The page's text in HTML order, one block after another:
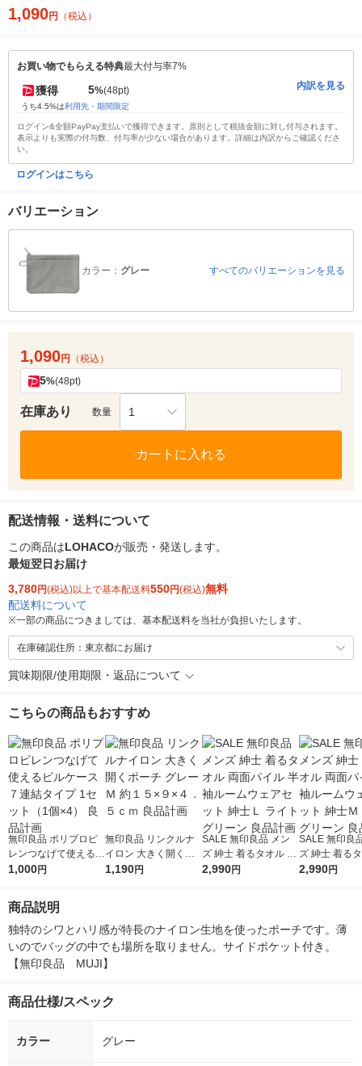
1,090円 （税込）
お買い物でもらえる特典最大付与率7%
獲得 5%(48pt)
うち4.5%は利用先・期間限定
内訳を見る
ログイン&全額PayPay支払いで獲得できます。原則として税抜金額に対し付与されます。
表示よりも実際の付与数、付与率が少ない場合があります。詳細は内訳からご確認くださ
い。
ログインはこちら
バリエーション
カラー： グレー すべてのバリエーションを見る
1,090円 （税込）
5%(48pt)
在庫あり 数量 1
カートに入れる
配送情報・送料について
この商品はLOHACOが販売・発送します。
最短翌日お届け
3,780円(税込)以上で基本配送料550円(税込)無料
配送料について
※一部の商品につきましては、基本配送料を当社が負担いたします。
在庫確認住所：東京都にお届け
賞味期限/使用期限・返品について
こちらの商品もおすすめ
無印良品 ポリプロピ
レンつなげて使えるピ
ルケース ７連結タイ
1,000円
無印良品 リンクルナ
イロン 大きく開くポ
ーチ グレー Ｍ 約１５
1,190円
SALE 無印良品 メン
ズ 紳士 着るタオル 両
面パイル 半袖ルーム
2,990円
SALE 無印良品 メン
ズ 紳士 着る
面パイル 半袖
2,990円
商品説明
独特のシワとハリ感が特長のナイロン生地を使ったポーチです。薄
いのでバッグの中でも場所を取りません。サイドポケット付き。
【無印良品　MUJI】
商品仕様/スペック
カラー グレー